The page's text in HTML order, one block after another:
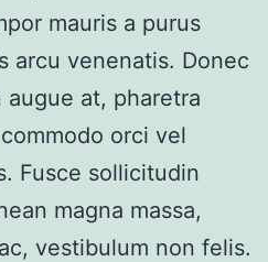
mauris a purus
arcu venenatis. Donec
at, pharetra
orci vel
Fusce sollicitudin
magna massa,
vestibulum non felis.